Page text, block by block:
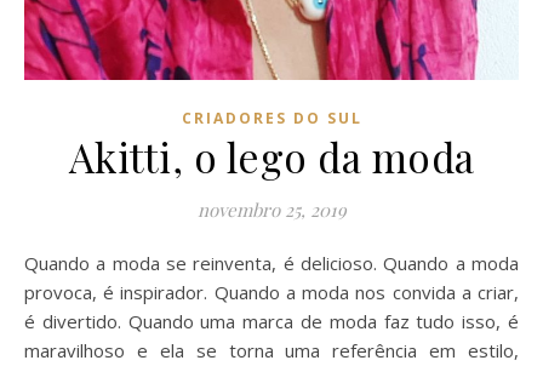
CRIADORES DO SUL
Akitti, o lego da moda
novembro 25, 2019
Quando a moda se reinventa, é delicioso. Quando a moda
provoca, é inspirador. Quando a moda nos convida a criar,
é divertido. Quando uma marca de moda faz tudo isso, é
maravilhoso e ela se torna uma referência em estilo,